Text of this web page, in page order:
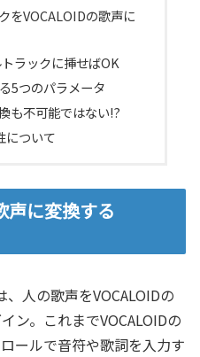
をVOCALOIDの歌声に
ラックに挿せばOK
5つのパラメータ
も不可能ではない!?
について
声に変換する
、人の歌声をVOCALOIDの
ン。これまでVOCALOIDの
ールで音符や歌詞を入力す